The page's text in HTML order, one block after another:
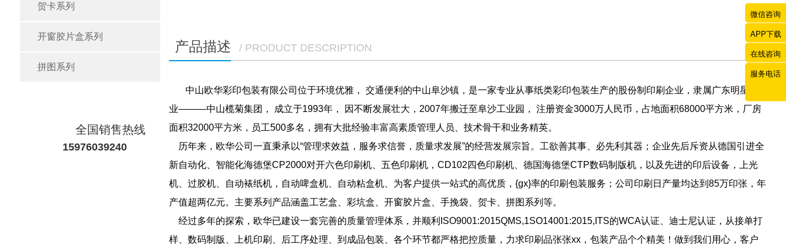
微信咨询
APP下载
在线咨询
服务电话
贺卡系列
开窗胶片盒系列
拼图系列
全国销售热线
15976039240
产品描述 / PRODUCT DESCRIPTION
中山欧华彩印包装有限公司位于环境优雅， 交通便利的中山阜沙镇，是一家专业从事纸类彩印包装生产的股份制印刷企业，隶属广东明星企
业———中山榄菊集团， 成立于1993年， 因不断发展壮大，2007年搬迁至阜沙工业园， 注册资金3000万人民币，占地面积68000平方米，厂房
面积32000平方米，员工500多名，拥有大批经验丰富高素质管理人员、技术骨干和业务精英。
历年来，欧华公司一直秉承以“管理求效益，服务求信誉，质量求发展”的经营发展宗旨。工欲善其事、必先利其器；企业先后斥资从德国引进全
新自动化、智能化海德堡CP2000对开六色印刷机、五色印刷机，CD102四色印刷机、德国海德堡CTP数码制版机，以及先进的印后设备，上光
机、过胶机、自动裱纸机，自动啤盒机、自动粘盒机、为客户提供一站式的高优质，{gx}率的印刷包装服务；公司印刷日产量均达到85万印张，年
产值超两亿元。主要系列产品涵盖工艺盒、彩坑盒、开窗胶片盒、手挽袋、贺卡、拼图系列等。
经过多年的探索，欧华已建设一套完善的质量管理体系，并顺利ISO9001:2015QMS,1SO14001:2015,ITS的WCA认证、迪士尼认证，从接单打
样、数码制版、上机印刷、后工序处理、到成品包装、各个环节都严格把控质量，力求印刷品张张xx，包装产品个个精美！做到我们用心，客户